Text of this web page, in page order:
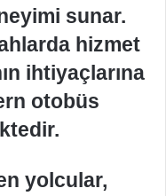
sunar.
hizmet
ihtiyaçlarına
otobüs
yolcular,